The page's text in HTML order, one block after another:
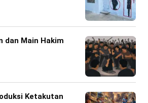
dan Main Hakim
Ketakutan